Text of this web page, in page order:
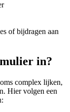
of bijdragen aan
in?
complex lijken,
Hier volgen een